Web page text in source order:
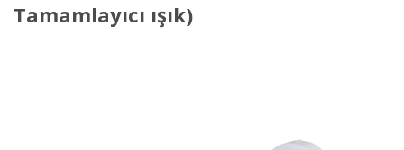
Tamamlayıcı ışık)